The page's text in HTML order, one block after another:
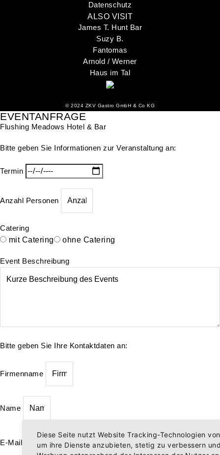
Datenschutz
ALSO VISIT
James T. Hunt Bar
Suzy B.
Fantomas
Arnold / Werner
Haus im Tal
©2024 ZKV Gastro GmbH & Co KG
EVENTANFRAGE
Flushing Meadows Hotel & Bar
Bitte geben Sie Informationen zur Veranstaltung an:
Termin
Anzahl Personen
Catering
mit Catering ohne Catering
Event Beschreibung
Bitte geben Sie Ihre Kontaktdaten an:
Firmenname
Name
E-Mail
Diese Seite nutzt Website Tracking-Technologien
um ihre Dienste anzubieten, stetig zu verbessern